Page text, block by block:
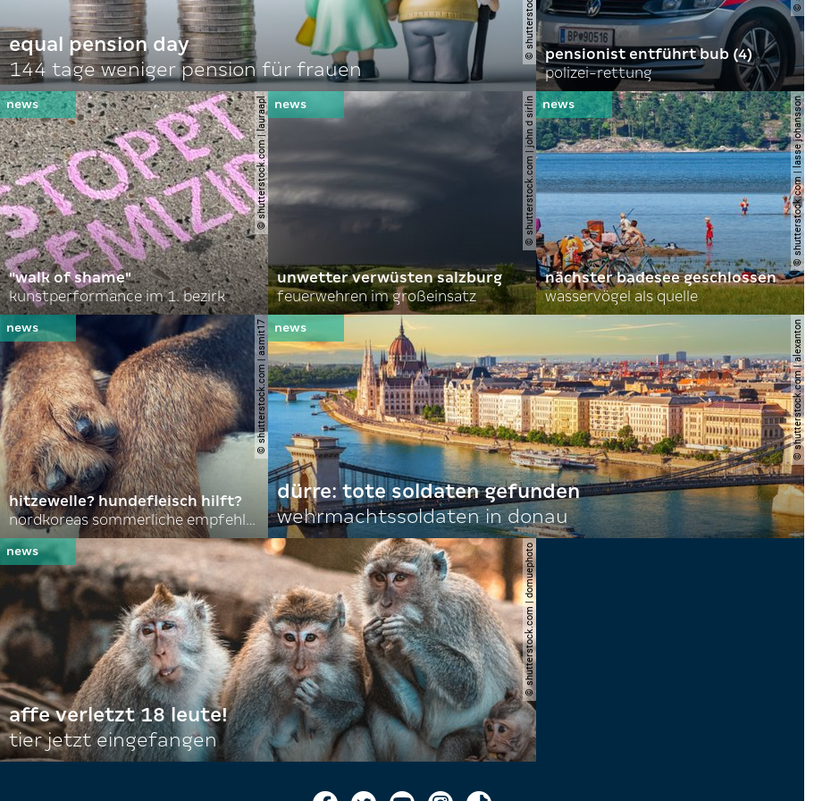
equal pension day
144 tage weniger pension für frauen
pensionist entführt bub (4)
polizei-rettung
© shutterstock.com | lauraapl
"walk of shame"
kunstperformance im 1. bezirk
© shutterstock.com | john d sirlin
unwetter verwüsten salzburg
feuerwehren im großeinsatz
© shutterstock.com | lasse johansson
nächster badesee geschlossen
wasservögel als quelle
© shutterstock.com | asmit17
hitzewelle? hundefleisch hilft?
nordkoreas sommerliche empfehlungen
© shutterstock.com | alexanton
dürre: tote soldaten gefunden
wehrmachtssoldaten in donau
© shutterstock.com | domuephoto
affe verletzt 18 leute!
tier jetzt eingefangen